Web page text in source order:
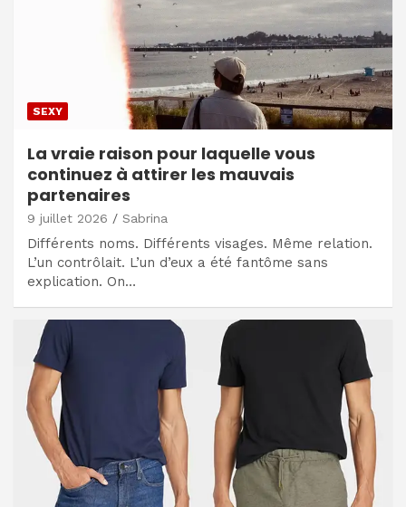
SEXY
La vraie raison pour laquelle vous
continuez à attirer les mauvais
partenaires
9 juillet 2026 Sabrina
Différents noms. Différents visages. Même relation.
L’un contrôlait. L’un d’eux a été fantôme sans
explication. On…